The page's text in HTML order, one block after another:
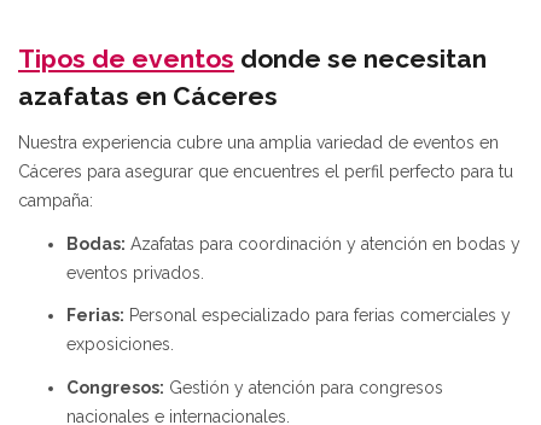
Tipos de eventos donde se necesitan
azafatas en Cáceres
Nuestra experiencia cubre una amplia variedad de eventos en
Cáceres para asegurar que encuentres el perfil perfecto para tu
campaña:
Bodas: Azafatas para coordinación y atención en bodas y
eventos privados.
Ferias: Personal especializado para ferias comerciales y
exposiciones.
Congresos: Gestión y atención para congresos
nacionales e internacionales.